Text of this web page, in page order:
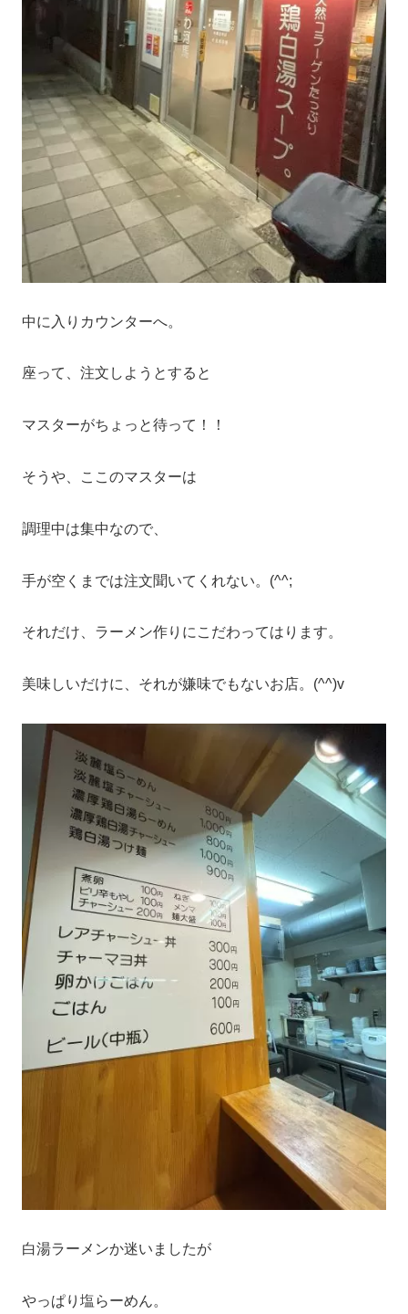
中に入りカウンターへ。
座って、注文しようとすると
マスターがちょっと待って！！
そうや、ここのマスターは
調理中は集中なので、
手が空くまでは注文聞いてくれない。(^^;
それだけ、ラーメン作りにこだわってはります。
美味しいだけに、それが嫌味でもないお店。(^^)v
白湯ラーメンか迷いましたが
やっぱり塩らーめん。